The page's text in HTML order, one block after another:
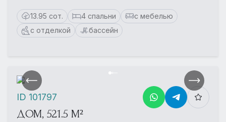
13.95 сот. 4 спальни
с мебелью
с отделкой
бассейн
ДОМ, 521.5 М²
ID 101797